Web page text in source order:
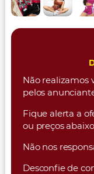
Não realizamos
pelos
Fique alerta a
ou preços
Não nos
Desconfie de